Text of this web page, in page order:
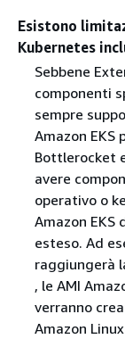
Esistono
Kubernetes
Sebbene
componenti
sempre
Amazon EKS
Bottlerocket
avere
operativo o
Amazon EKS
esteso. Ad
raggiungerà
, le AMI
verranno
Amazon